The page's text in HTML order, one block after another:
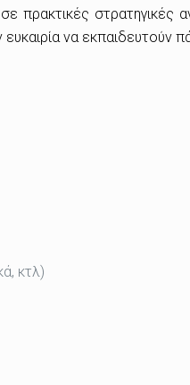
πρακτικές
να εκπαιδευτούν
κτλ)